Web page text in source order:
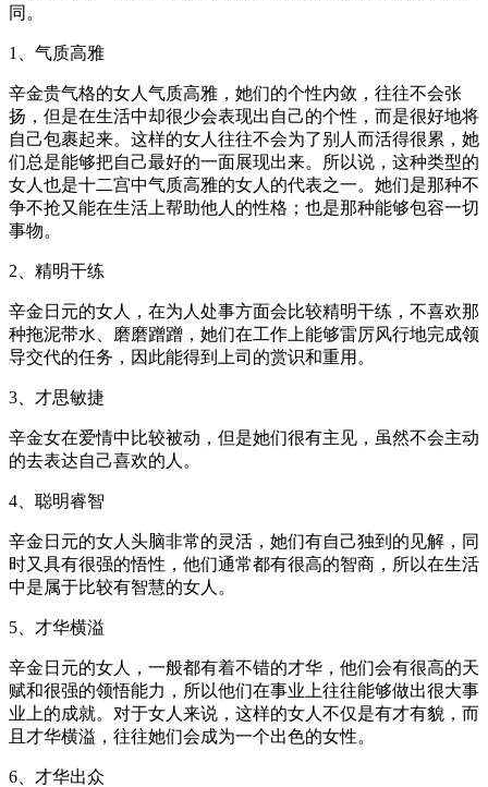
同。
1、气质高雅
辛金贵气格的女人气质高雅，她们的个性内敛，往往不会张
扬，但是在生活中却很少会表现出自己的个性，而是很好地将
自己包裹起来。这样的女人往往不会为了别人而活得很累，她
们总是能够把自己最好的一面展现出来。所以说，这种类型的
女人也是十二宫中气质高雅的女人的代表之一。她们是那种不
争不抢又能在生活上帮助他人的性格；也是那种能够包容一切
事物。
2、精明干练
辛金日元的女人，在为人处事方面会比较精明干练，不喜欢那
种拖泥带水、磨磨蹭蹭，她们在工作上能够雷厉风行地完成领
导交代的任务，因此能得到上司的赏识和重用。
3、才思敏捷
辛金女在爱情中比较被动，但是她们很有主见，虽然不会主动
的去表达自己喜欢的人。
4、聪明睿智
辛金日元的女人头脑非常的灵活，她们有自己独到的见解，同
时又具有很强的悟性，他们通常都有很高的智商，所以在生活
中是属于比较有智慧的女人。
5、才华横溢
辛金日元的女人，一般都有着不错的才华，他们会有很高的天
赋和很强的领悟能力，所以他们在事业上往往能够做出很大事
业上的成就。对于女人来说，这样的女人不仅是有才有貌，而
且才华横溢，往往她们会成为一个出色的女性。
6、才华出众